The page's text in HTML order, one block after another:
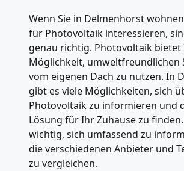
Wenn Sie in Delmenhorst
für Photovoltaik interessieren,
genau richtig. Photovoltaik bietet
Möglichkeit, umweltfreundlichen
vom eigenen Dach zu nutzen. In
gibt es viele Möglichkeiten, sich
Photovoltaik zu informieren und
Lösung für Ihr Zuhause zu
wichtig, sich umfassend zu
die verschiedenen Anbieter und
zu vergleichen.